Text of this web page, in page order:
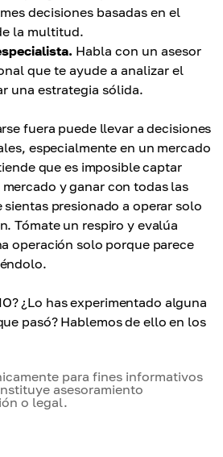
decisiones basadas en el
la multitud.
Habla con un asesor
que te ayude a analizar el
una estrategia sólida.
fuera puede llevar a decisiones
especialmente en un mercado
que es imposible captar
y ganar con todas las
presionado a operar solo
Tómate un respiro y evalúa
operación solo porque parece
¿Lo has experimentado alguna
pasó? Hablemos de ello en los
para fines informativos
asesoramiento
o legal.